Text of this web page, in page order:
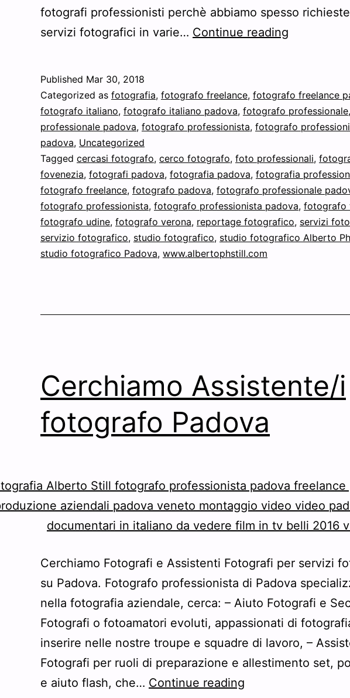
fotografi professionisti perchè abbiamo spesso
servizi fotografici in varie… Continue reading
Cercasi
Fotografi
Published Mar 30, 2018
Categorized as fotografia, fotografo freelance, fotografo freelance
fotografo italiano, fotografo italiano padova, fotografo professionale
professionale padova, fotografo professionista, fotografo
padova, Uncategorized
Tagged cercasi fotografo, cerco fotografo, foto professionali,
fovenezia, fotografi padova, fotografia padova, fotografia
fotografo freelance, fotografo padova, fotografo professionale
fotografo professionista, fotografo professionista padova, fotografo
fotografo udine, fotografo verona, reportage fotografico, servizi
servizio fotografico, studio fotografico, studio fotografico Alberto
studio fotografico Padova, www.albertophstill.com
Cerchiamo Assistente/i
fotografo Padova
Cerchiamo Fotografi e Assistenti Fotografi per servizi
su Padova. Fotografo professionista di Padova
nella fotografia aziendale, cerca: – Aiuto Fotografi e
Fotografi o fotoamatori evoluti, appassionati di
inserire nelle nostre troupe e squadre di lavoro, –
Fotografi per ruoli di preparazione e allestimento set,
e aiuto flash, che… Continue reading